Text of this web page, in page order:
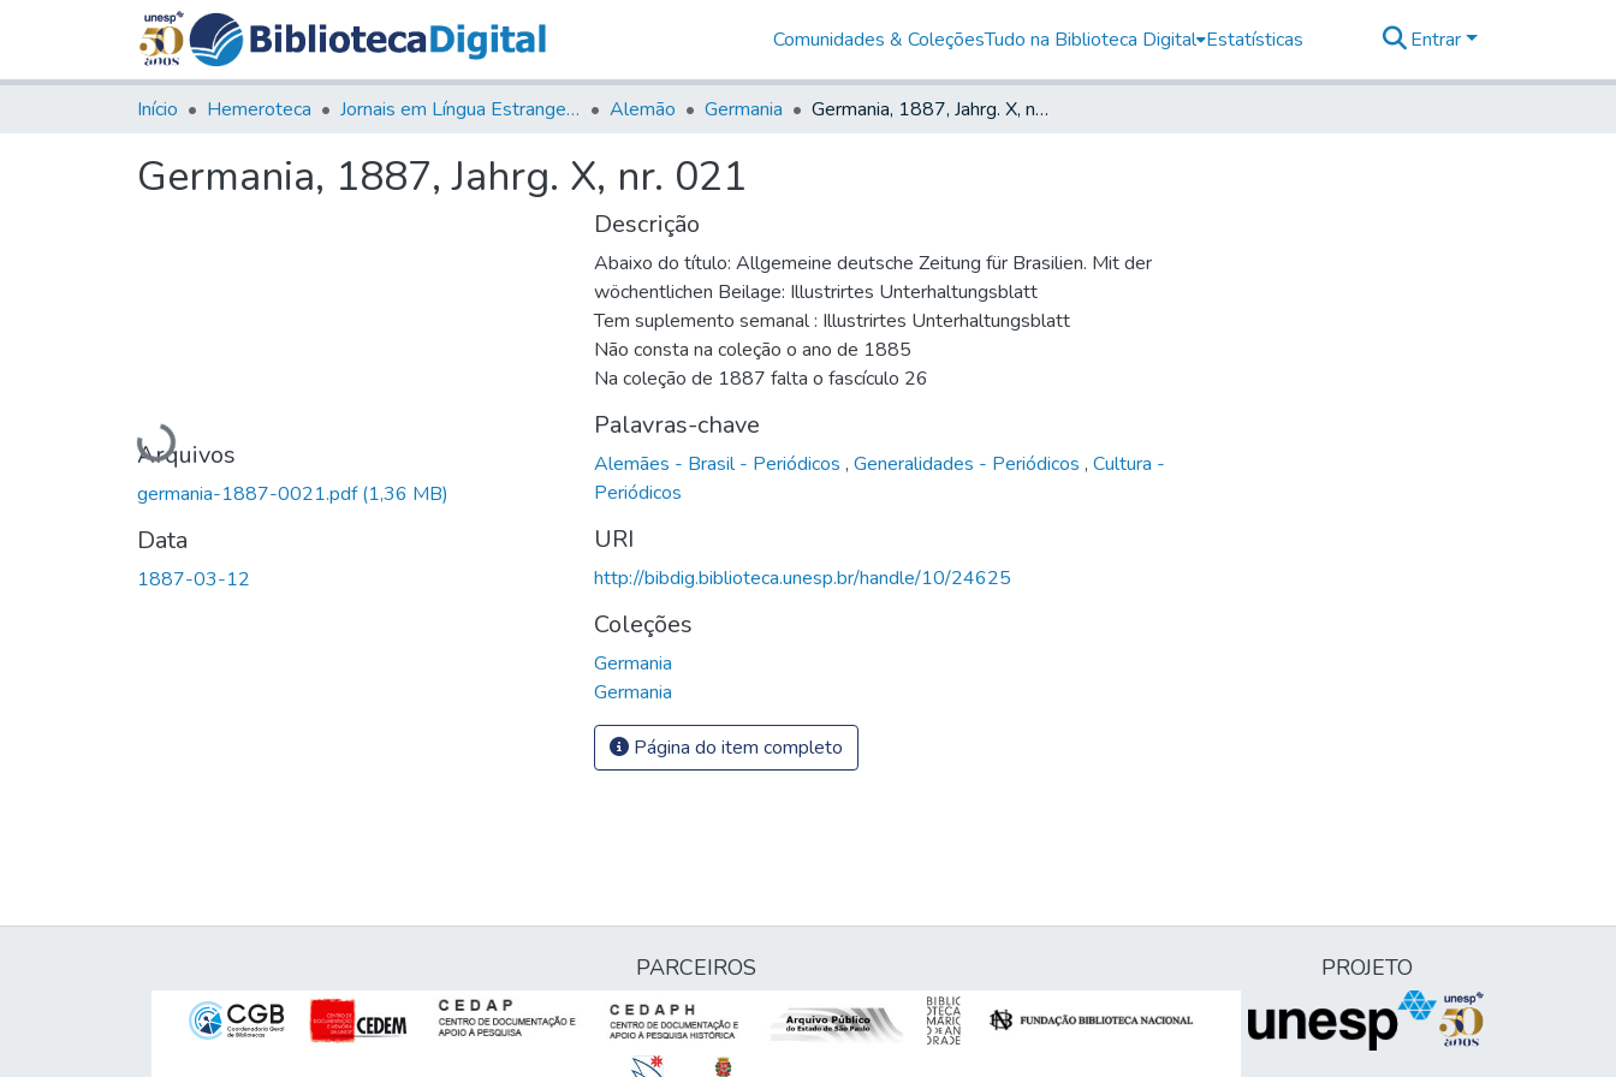
Comunidades & ColeçõesTudo na Biblioteca Digital Estatísticas Entrar
Início Hemeroteca Jornais em Língua Estrangeira Alemão Germania Germania, 1887, Jahrg. X, nr. 021
Germania, 1887, Jahrg. X, nr. 021
Carregando...
Arquivos
germania-1887-0021.pdf(1,36 MB)
Data
1887-03-12
Descrição
Abaixo do título: Allgemeine deutsche Zeitung für Brasilien. Mit der
wöchentlichen Beilage: Illustrirtes Unterhaltungsblatt
Tem suplemento semanal : Illustrirtes Unterhaltungsblatt
Não consta na coleção o ano de 1885
Na coleção de 1887 falta o fascículo 26
Palavras-chave
Alemães - Brasil - Periódicos , Generalidades - Periódicos , Cultura -
Periódicos
URI
http://bibdig.biblioteca.unesp.br/handle/10/24625
Coleções
Germania
Germania
Página do item completo
PARCEIROS PROJETO